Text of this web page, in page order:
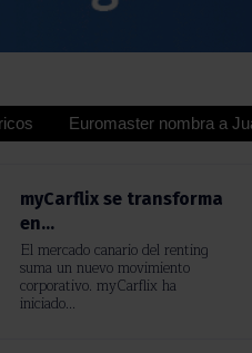
nombra a Juan
myCarflix se transforma
en...
El mercado canario del renting
suma un nuevo movimiento
corporativo. myCarflix ha
iniciado...